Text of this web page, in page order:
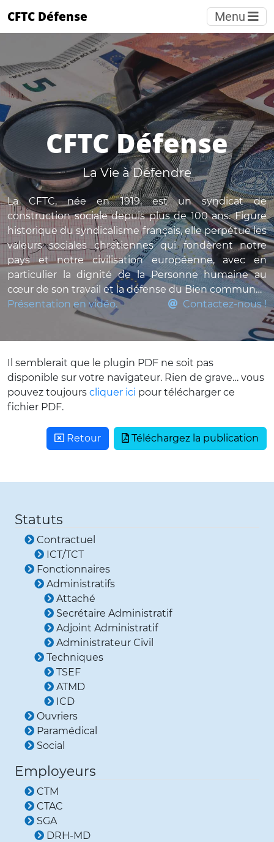
CFTC Défense Menu
CFTC Défense
La Vie à Défendre
La CFTC, née en 1919, est un syndicat de
construction sociale depuis plus de 100 ans. Figure
historique du syndicalisme français, elle perpétue les
valeurs sociales chrétiennes qui fondèrent notre
pays et notre civilisation européenne, avec en
particulier la dignité de la Personne humaine au
cœur de son travail et la défense du Bien commun…
Présentation en vidéo.
Contactez-nous !
Il semblerait que le plugin PDF ne soit pas
disponible sur votre navigateur. Rien de grave… vous
pouvez toujours cliquer ici pour télécharger ce
fichier PDF.
Téléchargez la publication
Retour
Statuts
Contractuel
ICT/TCT
Fonctionnaires
Administratifs
Attaché
Secrétaire Administratif
Adjoint Administratif
Administrateur Civil
Techniques
TSEF
ATMD
ICD
Ouvriers
Paramédical
Social
Employeurs
CTM
CTAC
SGA
DRH-MD